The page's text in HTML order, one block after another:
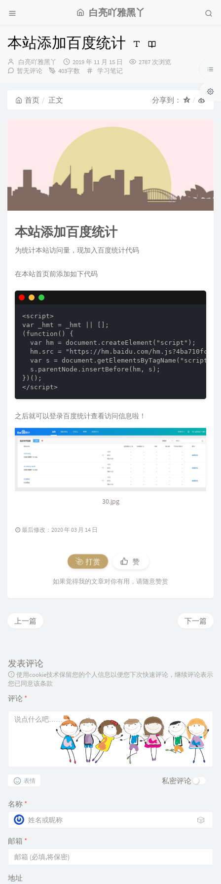
白亮吖雅黑丫
本站添加百度统计
博
主：
白亮吖雅黑丫
发
布
2019 年 11 月 15 日
2787 次浏览
暂无评论
403字数
分
学习笔记
首页 正文 分享到：
本站添加百度统计
为统计本站访问量，现加入百度统计代码
在本站首页前添加如下代码
<script>
var _hmt = _hmt || [];
(function() {
  var hm = document.createElement("script");
hm.src = "https://hm.baidu.com/
var s =
  s.parentNode.insertBefore(hm, s);
})();
之后就可以登录百度统计查看访问信息啦！
30.jpg
最后修改：2020 年 03 月 14 日
打赏 赞
如果觉得我的文章对你有用，请随意赞赏
下一篇
上一篇
发表评论
使用cookie技术保留您的个人信息以便您下次快速评论，继续评论表示
您已同意该条款
评论 *
表情 私密评论
名称 *
🎲
邮箱 *
地址